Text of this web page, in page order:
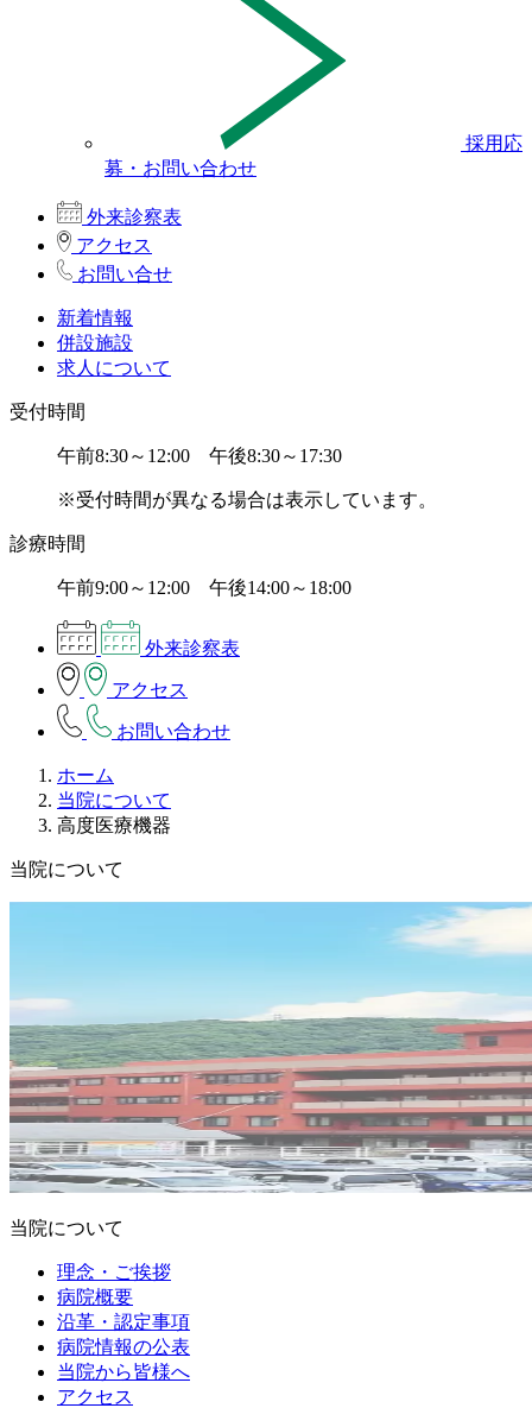
採用応
募・お問い合わせ
外来診察表
アクセス
お問い合せ
新着情報
併設施設
求人について
受付時間
午前8:30～12:00 午後8:30～17:30
※受付時間が異なる場合は表示しています。
診療時間
午前9:00～12:00 午後14:00～18:00
外来診察表
アクセス
お問い合わせ
ホーム
当院について
高度医療機器
当院について
当院について
理念・ご挨拶
病院概要
沿革・認定事項
病院情報の公表
当院から皆様へ
アクセス